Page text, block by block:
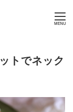
MENU
トでネック